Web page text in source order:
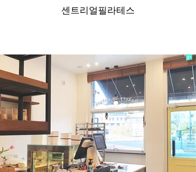
센트리얼필라테스